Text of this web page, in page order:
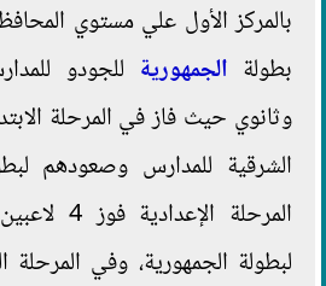
بالمركز الأول علي مستوي
بطولة الجمهورية للجودو
الشرقية للمدارس وصعودهم
المرحلة